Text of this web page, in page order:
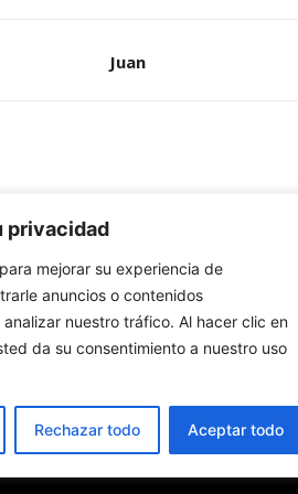
privacidad
mejorar su experiencia de
anuncios o contenidos
nuestro tráfico. Al hacer clic en
da su consentimiento a nuestro uso
Rechazar todo Aceptar todo
Juan
Cristianas
alternativa sobre la Iglesia católica
de Redes Cristianas